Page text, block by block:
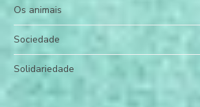
Os animais
Sociedade
Solidariedade